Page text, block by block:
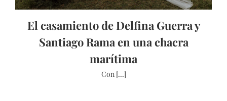
El casamiento de Delfina Guerra y
Santiago Rama en una chacra
marítima
Con [...]